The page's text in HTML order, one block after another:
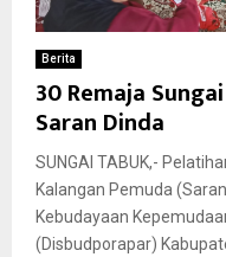
Berita
30 Remaja
Saran Dinda
SUNGAI TABUK,-
Kalangan Pemuda
Kebudayaan
(Disbudporapar)